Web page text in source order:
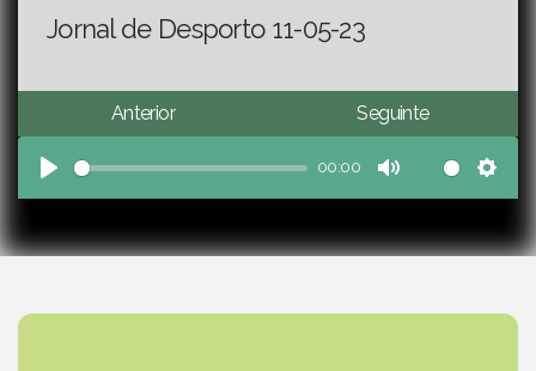
Jornal de Desporto 11-05-23
Anterior Seguinte
Play
00:00
Mute